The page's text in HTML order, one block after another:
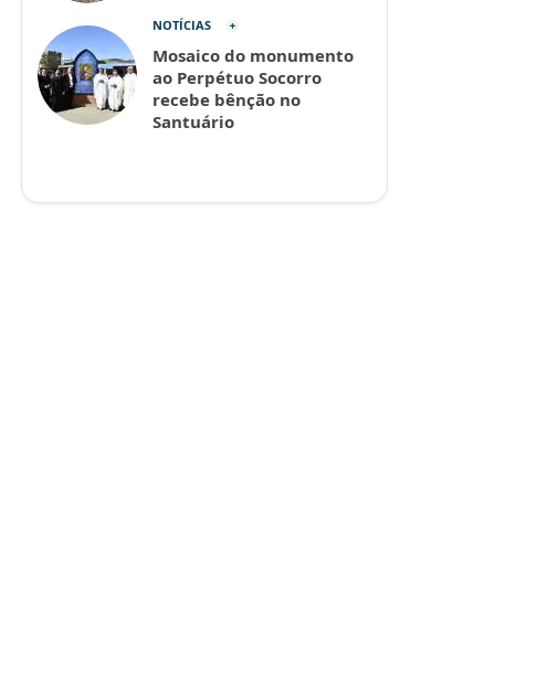
NOTÍCIAS
Mosaico do monumento
ao Perpétuo Socorro
recebe bênção no
Santuário